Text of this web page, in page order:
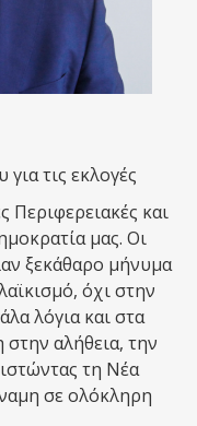
τις εκλογές
Περιφερειακές και
μας. Οι
ξεκάθαρο μήνυμα
όχι στην
λόγια και στα
αλήθεια, την
τη Νέα
σε ολόκληρη